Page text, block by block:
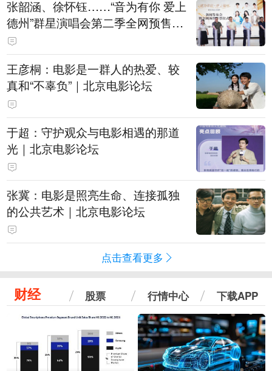
张韶涵、徐怀钰……“音为有你 爱上
德州”群星演唱会第二季全网预售开
票
王彦桐：电影是一群人的热爱、较
真和“不辜负”｜北京电影论坛
于超：守护观众与电影相遇的那道
光｜北京电影论坛
张冀：电影是照亮生命、连接孤独
的公共艺术｜北京电影论坛
点击查看更多
财经 股票 行情中心 下载APP